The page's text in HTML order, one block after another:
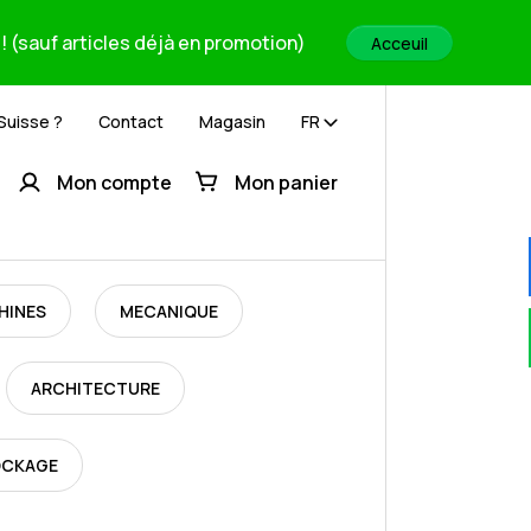
(sauf articles déjà en promotion) Acceuil
? Contact Magasin FR
Mon compte Mon panier
MECANIQUE
ARCHITECTURE